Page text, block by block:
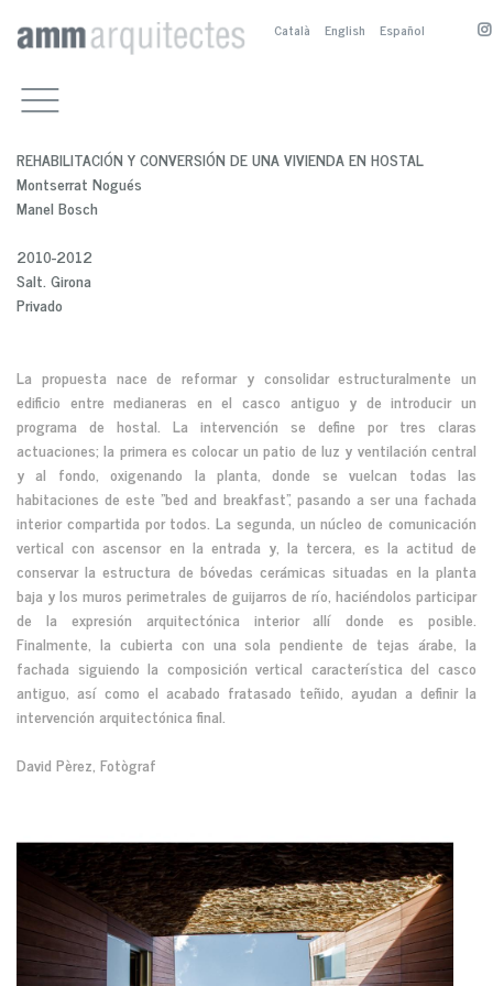
Català English Español
OTROS EQUIPAMIENTOS
RESIDENCIALES
ESPACIO PÚBLICO
SERVICIOS
A.SANCHEZ-FORTÚN
M.BOSCH
M.NOGUÉS
ESTUDIO
PRESENTACIÓN
BIOGRAFÍA
A. SÁNCHEZ-FORTÚN ES
COLABORADORES
PUBLICACIONES
REHABILITACIÓN Y CONVERSIÓN DE UNA VIVIENDA EN HOSTAL
Montserrat Nogués
Manel Bosch
2010-2012
Salt. Girona
Privado
La propuesta nace de reformar y consolidar estructuralmente un
edificio entre medianeras en el casco antiguo y de introducir un
programa de hostal. La intervención se define por tres claras
actuaciones; la primera es colocar un patio de luz y ventilación central
y al fondo, oxigenando la planta, donde se vuelcan todas las
habitaciones de este "bed and breakfast", pasando a ser una fachada
interior compartida por todos. La segunda, un núcleo de comunicación
vertical con ascensor en la entrada y, la tercera, es la actitud de
conservar la estructura de bóvedas cerámicas situadas en la planta
baja y los muros perimetrales de guijarros de río, haciéndolos participar
de la expresión arquitectónica interior allí donde es posible.
Finalmente, la cubierta con una sola pendiente de tejas árabe, la
fachada siguiendo la composición vertical característica del casco
antiguo, así como el acabado fratasado teñido, ayudan a definir la
intervención arquitectónica final.
David Pèrez, Fotògraf